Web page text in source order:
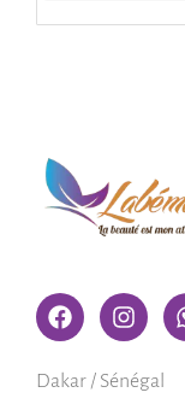
Dakar / Sénégal